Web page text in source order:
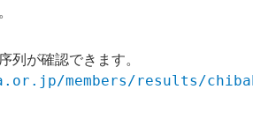
列が確認できます。
members/results/